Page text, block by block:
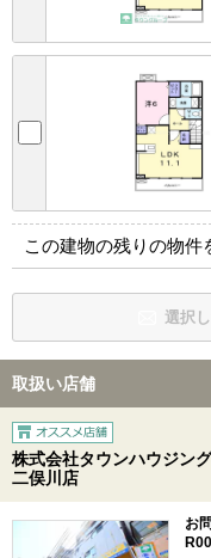
この建物の残りの物件
選択
取扱い店舗
株式会社タウンハウジング
二俣川店
お